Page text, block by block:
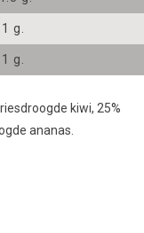
g.
g.
kiwi, 25%
ananas.